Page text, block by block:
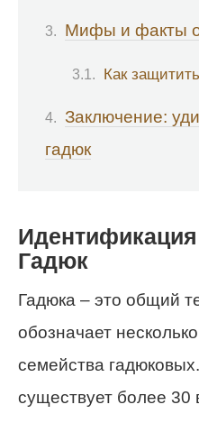
Мифы и факты о
Как
Заключение:
гадюк
Гадюк
Гадюка – это общий
обозначает
семейства
существует более 30